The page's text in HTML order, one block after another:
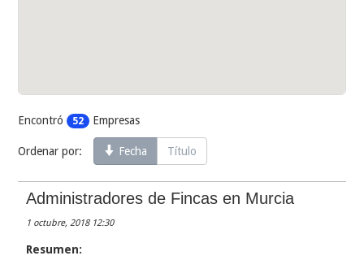
Encontró 52 Empresas
Ordenar por: Fecha Título
Administradores de Fincas en Murcia
1 octubre, 2018 12:30
Resumen: